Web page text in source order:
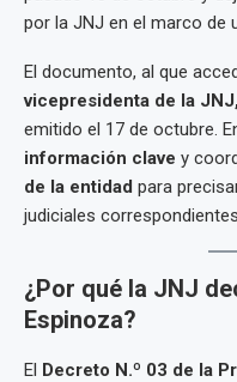
por la JNJ en el marco de
El documento, al que
vicepresidenta de la
emitido el 17 de octubre.
información clave y
de la entidad para
judiciales
¿Por qué la JNJ
Espinoza?
El Decreto N.º 03 de la